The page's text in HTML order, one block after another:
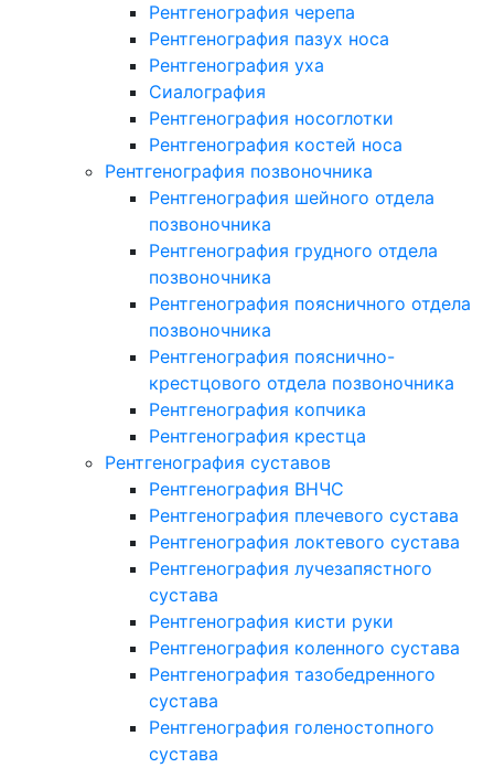
Рентгенография черепа
Рентгенография пазух носа
Рентгенография уха
Сиалография
Рентгенография носоглотки
Рентгенография костей носа
Рентгенография позвоночника
Рентгенография шейного отдела
позвоночника
Рентгенография грудного отдела
позвоночника
Рентгенография поясничного отдела
позвоночника
Рентгенография пояснично-
крестцового отдела позвоночника
Рентгенография копчика
Рентгенография крестца
Рентгенография суставов
Рентгенография ВНЧС
Рентгенография плечевого сустава
Рентгенография локтевого сустава
Рентгенография лучезапястного
сустава
Рентгенография кисти руки
Рентгенография коленного сустава
Рентгенография тазобедренного
сустава
Рентгенография голеностопного
сустава